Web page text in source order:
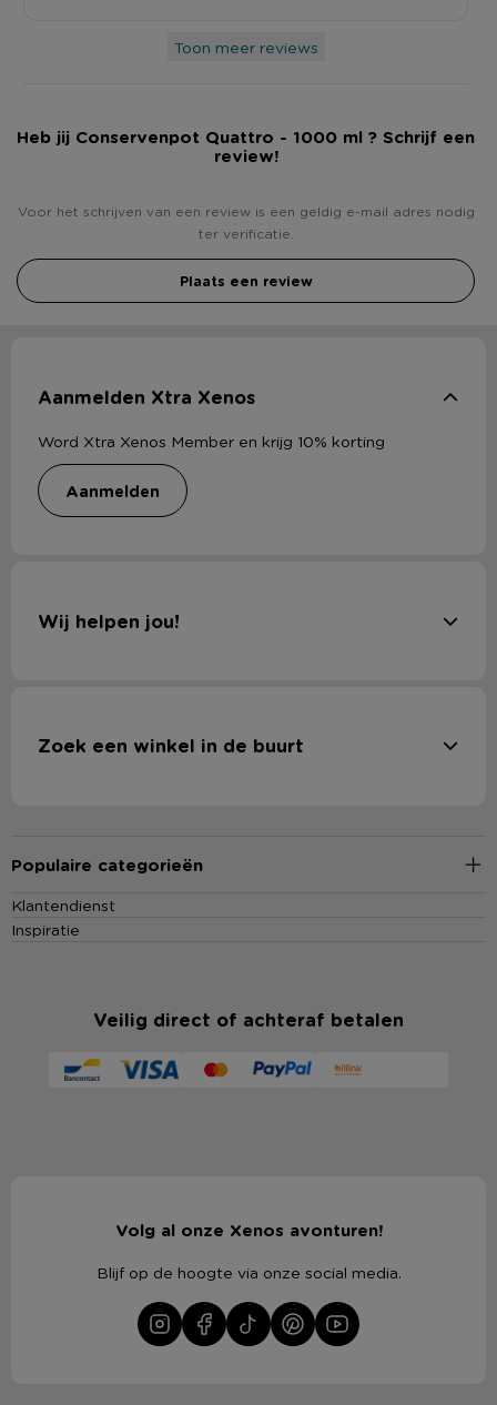
Toon meer reviews
Heb jij Conservenpot Quattro - 1000 ml ? Schrijf een
review!
Voor het schrijven van een review is een geldig e-mail adres nodig
ter verificatie.
Plaats een review
Aanmelden Xtra Xenos
Word Xtra Xenos Member en krijg 10% korting
aanmelden
Wij helpen jou!
Zoek een winkel in de buurt
Populaire categorieën
Klantendienst
Inspiratie
Veilig direct of achteraf betalen
Volg al onze Xenos avonturen!
Blijf op de hoogte via onze social media.